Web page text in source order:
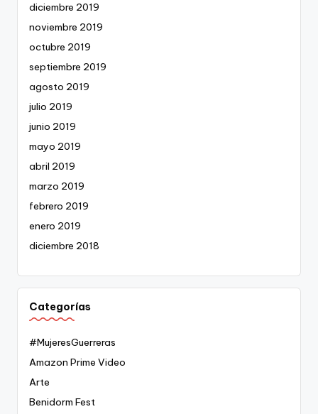
diciembre 2019
noviembre 2019
octubre 2019
septiembre 2019
agosto 2019
julio 2019
junio 2019
mayo 2019
abril 2019
marzo 2019
febrero 2019
enero 2019
diciembre 2018
Categorías
#MujeresGuerreras
Amazon Prime Video
Arte
Benidorm Fest